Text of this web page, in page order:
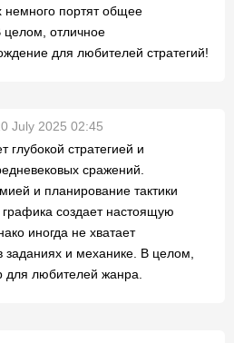
немного портят общее
целом, отличное
для любителей стратегий!
July 2025 02:45
глубокой стратегией и
сражений.
и планирование тактики
создает настоящую
иногда не хватает
заданиях и механике. В целом,
любителей жанра.